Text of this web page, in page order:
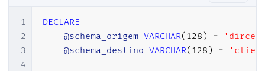
1
2
3
4
DECLARE
@schema_origem VARCHAR( 128 ) =
@schema_destino VARCHAR( 128 ) =